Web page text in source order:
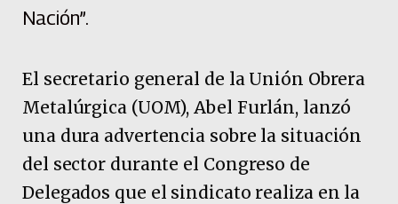
Nación”.
El secretario general de la Unión Obrera
Metalúrgica (UOM), Abel Furlán, lanzó
una dura advertencia sobre la situación
del sector durante el Congreso de
Delegados que el sindicato realiza en la